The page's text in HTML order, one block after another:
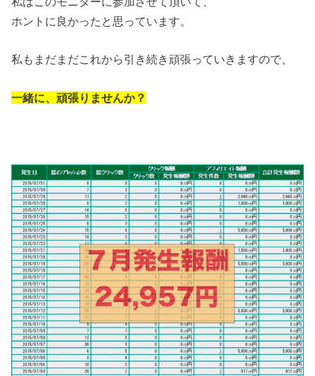
ホントに良かったと思っています。
私もまだまだこれから引き続き頑張っていきますので、
一緒に、頑張りませんか？